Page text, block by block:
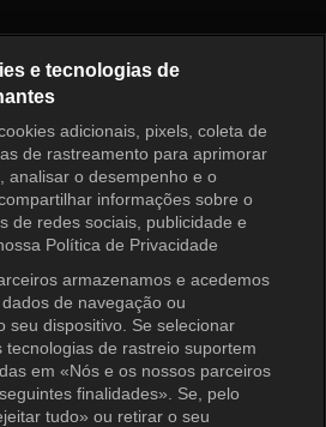
Entrar
e tecnologias de
adicionais, pixels, coleta de
de rastreamento para aprimorar
analisar o desempenho e o
informações sobre o
de redes sociais, publicidade e
Política de Privacidade
armazenamos e acedemos
de navegação ou
seu dispositivo. Se selecionar
de rastreio suportem
em «Nós e os nossos parceiros
finalidades». Se, pelo
tudo» ou retirar o seu